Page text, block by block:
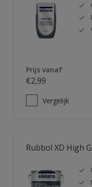
Prijs vanaf
€2,99
Vergelijk
Rubbol XD High